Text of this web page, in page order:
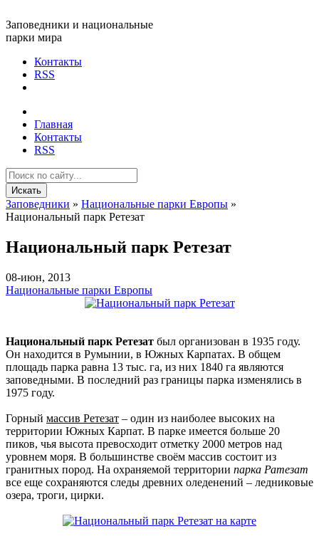
Заповедники и национальные
парки мира
Контакты
RSS
Главная
Контакты
RSS
Искать
Заповедники » Национальные парки Европы »
Национальный парк Ретезат
Национальный парк Ретезат
08-июн, 2013
Национальные парки Европы
Национальный парк Ретезат был организован в 1935 году.
Он находится в Румынии, в Южных Карпатах. В общем
площадь парка равна 13 тыс. га, из них 1840 га являются
заповедными. В последний раз границы парка изменялись в
1975 году.
Горный массив Ретезат – один из наиболее высоких на
территории Южных Карпат. В парке имеется больше 20
пиков, чья высота превосходит отметку 2000 метров над
уровнем моря. В большинстве своём массив состоит из
гранитных пород. На охраняемой территории парка Ратезат
все еще сохраняются следы древних оледенений – ледниковые
озера, троги, цирки.